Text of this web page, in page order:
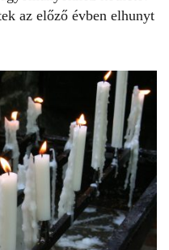
az előző évben elhunyt